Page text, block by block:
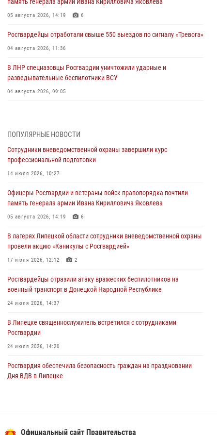
05 августа 2026, 14:19 6
Росгвардейцы отработали свыше 550 выездов по сигналу «Тревога»
04 августа 2026, 11:36
В ЛНР спецназовцы Росгвардии уничтожили ударные и
разведывательные беспилотники ВСУ
04 августа 2026, 09:05
03 августа 2026, 13:43 1
Росгвардейцы обеспечили безопасность граждан в День Лев-
Толстовского района
03 августа 2026, 13:41
Росгвардия противодействует БПЛА ВСУ на южном направлении
(видео)
03 августа 2026, 13:39
Росгвардия обеспечила охрану порядка во время проведения
фестивалей в Липецке
03 августа 2026, 13:17
ПОПУЛЯРНЫЕ НОВОСТИ
Сотрудники вневедомственной охраны завершили курс
профессиональной подготовки
14 июля 2026, 10:27
Офицеры Росгвардии и ветераны войск правопорядка почтили
память генерала армии Ивана Кирилловича Яковлева
05 августа 2026, 14:19 6
В лагерях Липецкой области сотрудники вневедомственной охраны
провели акцию «Каникулы с Росгвардией»
17 июля 2026, 12:12 2
Росгвардейцы отразили атаку вражеских беспилотников на
военный транспорт в Донецкой Народной Республике
24 июля 2026, 14:37
В Липецке священнослужитель встретился с сотрудниками
Росгвардии
24 июля 2026, 14:20
Росгвардия обеспечила безопасность граждан на праздновании
Дня ВДВ в Липецке
28 июля 2026, 14:38 4
Официальный сайт Правительства